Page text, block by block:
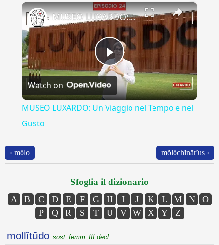
Fullscreen ×
Play
Video
MUSEO LUXARDO: Un Viaggio nel Tempo e nel Gusto
Watch on
MUSEO LUXARDO: Un Viaggio nel Tempo e nel
Gusto
‹ mŏlo mŏlŏchĭnārĭus ›
Sfoglia il dizionario
A B C D E F G H I J K L M N
O
P
Q R S T U V W X Y Z
mollĭtūdo sost. femm. III decl.